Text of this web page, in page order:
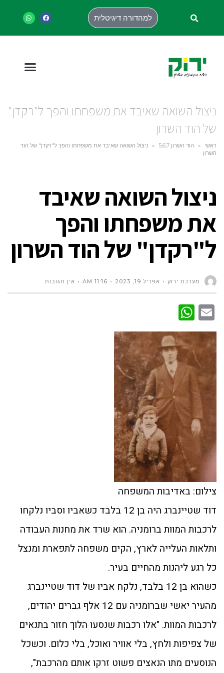
למהדורה דיגיטלית
ניצול השואה שאיבד את משפחתו והפך ל"רקדן"
של הוד השרון
ראשי » הוד השרון 5,6,7 »
ניצול השואה שאיבד את משפחתו והפך ל"רקדן" של הוד
השרון
ניצול השואה שאיבד
את משפחתו והפך
ל"רקדן" של הוד השרון
מערכת ירוק אפריל 19, 2023 11:16 AM אין תגובות
Email
צילום: באדיבות המשפחה
דוד שטיינברג היה בן 12 בלבד כשאביו וסביו נלקחו
לרכבות המוות ברומניה. הוא שרד את מחנות העבודה
ותלאות העלייה לארץ, הקים משפחה לתפארת ומנצל
כל רגע ליהנות מהחיים בעיר.
כשהוא בן 12 בלבד, נלקח אביו של דוד שטיינברג
מהעיר יאשי שברומניה עם 12 אלף גברים יהודים,
לרכבות המוות. "אלו רכבות שנסעו הלוך חזור בתנאים
של צפיפות ולחץ, בלי אוויר ואוכל, בלי כלום. וכשכל
הנוסעים מתו הנאצים פשוט זרקו אותם מהרכבת",